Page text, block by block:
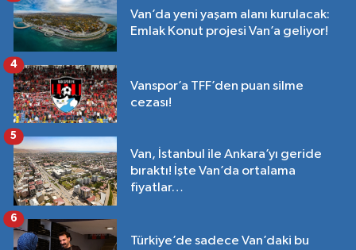
Van’da yeni yaşam alanı kurulacak:
Emlak Konut projesi Van’a geliyor!
Vanspor’a TFF’den puan silme
cezası!
4
Van, İstanbul ile Ankara’yı geride
bıraktı! İşte Van’da ortalama
fiyatlar…
5
Türkiye’de sadece Van’daki bu
6